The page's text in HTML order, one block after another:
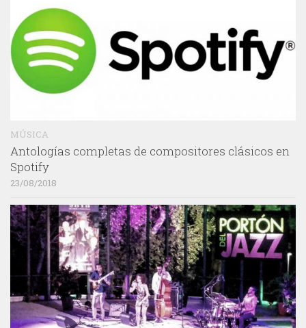
MÚSICA
Antologías completas de compositores clásicos en
Spotify
23/08/2018